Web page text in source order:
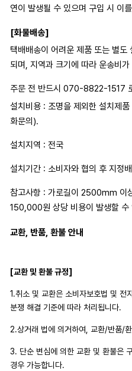
연이 발생될 수 있으며 구입 시 이
[화물배송]
택배배송이 어려운 제품 또는 별
되며, 지역과 크기에 따라 운송비
주문 전 반드시 070-8822-1517
설치비용 : 조명을 제외한 설치제
화문의).
설치지역 : 전국
설치기간 : 소비자와 협의 후 지정
참고사항 : 가로길이 2500mm 이
150,000원 상당 비용이 발생할 수
교환, 반품, 환불 안내
[교환 및 환불 규정]
1.취소 및 교환은 소비자보호법 및 전
분쟁 해결 기준에 따라 처리됩니다.
2.상거래 법에 의거하여, 교환/반품/
3. 단순 변심에 의한 교환 및 환불은
경우 가능합니다.